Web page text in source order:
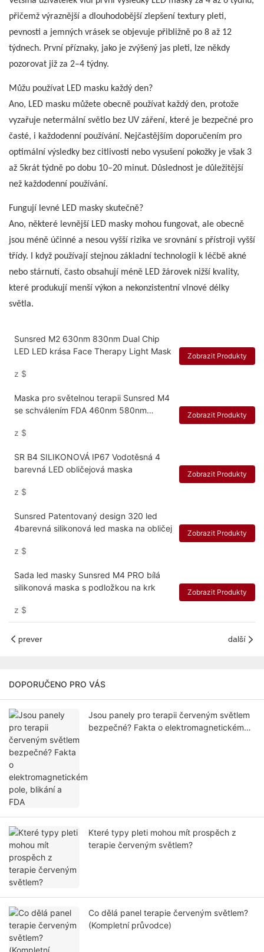
přičemž výraznější a dlouhodobější zlepšení textury pleti,
pevnosti a jemných vrásek se objevuje přibližně po 8 až 12
týdnech. První příznaky, jako je zvýšený jas pleti, lze někdy
pozorovat již za 2–4 ​​týdny.
Můžu používat LED masku každý den?
Ano, LED masku můžete obecně používat každý den, protože
vyzařuje netermální světlo bez UV záření, které je bezpečné pro
časté, i každodenní používání. Nejčastějším doporučením pro
optimální výsledky bez citlivosti nebo vysušení pokožky je však 3
až 5krát týdně po dobu 10–20 minut. Důslednost je důležitější
než každodenní používání.
Fungují levné LED masky skutečně?
Ano, některé levnější LED masky mohou fungovat, ale obecně
jsou méně účinné a nesou vyšší rizika ve srovnání s přístroji vyšší
třídy. I když používají stejnou základní technologii k léčbě akné
nebo stárnutí, často obsahují méně LED žárovek nižší kvality,
které produkují menší výkon a nekonzistentní vlnové délky
světla.
Sunsred M2 630nm 830nm Dual Chip
LED LED krása Face Therapy Light Mask
z $
Zobrazit Produkty
Maska pro světelnou terapii Sunsred M4
se schválením FDA 460nm 580nm
z $
Zobrazit Produkty
SR B4 SILIKONOVÁ IP67 Vodotěsná 4
barevná LED obličejová maska
z $
Zobrazit Produkty
Sunsred Patentovaný design 320 led
4barevná silikonová led maska ​​na obličej
z $
Zobrazit Produkty
Sada led masky Sunsred M4 PRO bílá
silikonová maska ​​s podložkou na krk
z $
Zobrazit Produkty
prever další
DOPORUČENO PRO VÁS
Jsou panely pro terapii červeným světlem
bezpečné? Fakta o elektromagnetickém
Které typy pleti mohou mít prospěch z
terapie červeným světlem?
Co dělá panel terapie červeným světlem?
(Kompletní průvodce)